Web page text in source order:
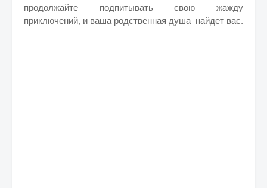
продолжайте подпитывать свою жажду
приключений, и ваша родственная душа найдет вас.